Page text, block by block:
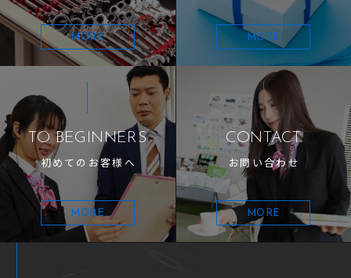
MORE MORE
TO BEGINNERS
初めてのお客様へ
MORE
CONTACT
お問い合わせ
MORE